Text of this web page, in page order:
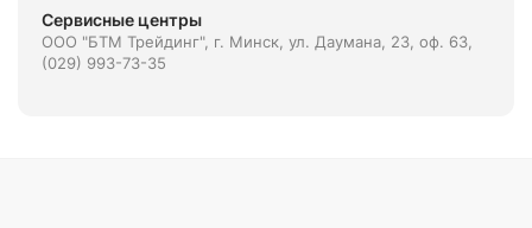
Сервисные центры
ООО "БТМ Трейдинг", г. Минск, ул. Даумана, 23, оф. 63,
(029) 993-73-35